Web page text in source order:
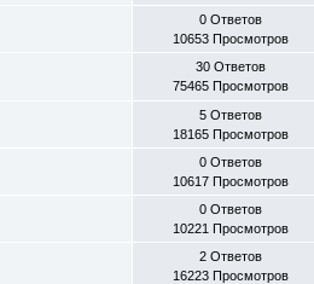
0 Ответов
10653 Просмотров
30 Ответов
75465 Просмотров
5 Ответов
18165 Просмотров
0 Ответов
10617 Просмотров
0 Ответов
10221 Просмотров
2 Ответов
16223 Просмотров